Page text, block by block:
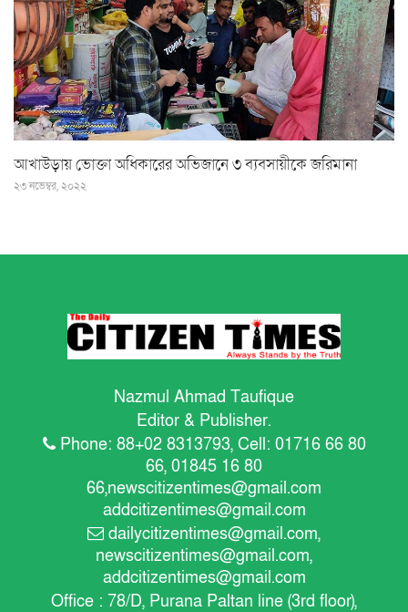
আখাউড়ায় ভোক্তা অধিকারের অভিজানে ৩ ব্যবসায়ীকে জরিমানা
২৩ নভেম্বর, ২০২২
Nazmul Ahmad Taufique
Editor & Publisher.
Phone: 88+02 8313793, Cell: 01716 66 80
66, 01845 16 80
66,newscitizentimes@gmail.com
addcitizentimes@gmail.com
dailycitizentimes@gmail.com,
newscitizentimes@gmail.com,
addcitizentimes@gmail.com
Office : 78/D, Purana Paltan line (3rd floor),